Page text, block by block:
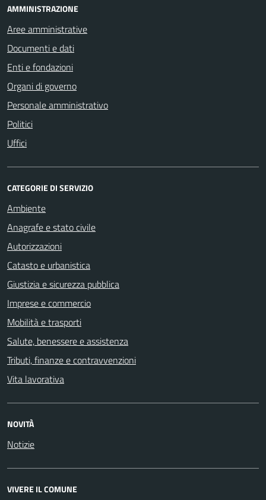
AMMINISTRAZIONE
Aree amministrative
Documenti e dati
Enti e fondazioni
Organi di governo
Personale amministrativo
Politici
Uffici
CATEGORIE DI SERVIZIO
Ambiente
Anagrafe e stato civile
Autorizzazioni
Catasto e urbanistica
Giustizia e sicurezza pubblica
Imprese e commercio
Mobilità e trasporti
Salute, benessere e assistenza
Tributi, finanze e contravvenzioni
Vita lavorativa
NOVITÀ
Notizie
VIVERE IL COMUNE